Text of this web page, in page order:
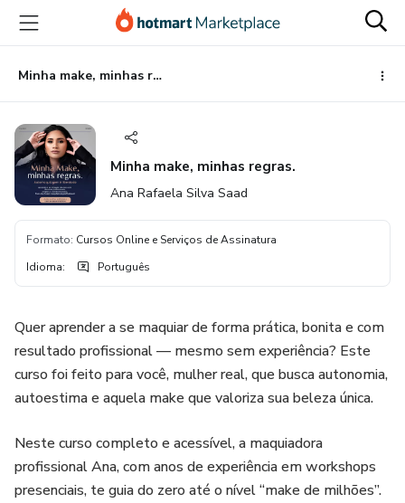
para
conteúdo
principal
para
pagamento
para
rodapé
Minha make, minhas regras.
Minha make, minhas regras.
Ana Rafaela Silva Saad
Formato: Cursos Online e Serviços de Assinatura
Idioma: Português
Quer aprender a se maquiar de forma prática, bonita e com
resultado profissional — mesmo sem experiência? Este
curso foi feito para você, mulher real, que busca autonomia,
autoestima e aquela make que valoriza sua beleza única.
Neste curso completo e acessível, a maquiadora
profissional Ana, com anos de experiência em workshops
presenciais, te guia do zero até o nível “make de milhões”.